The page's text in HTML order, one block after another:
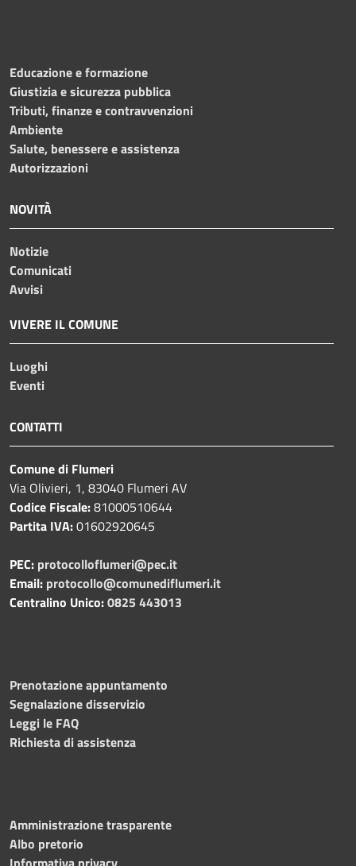
Educazione e formazione
Giustizia e sicurezza pubblica
Tributi, finanze e contravvenzioni
Ambiente
Salute, benessere e assistenza
Autorizzazioni
NOVITÀ
Notizie
Comunicati
Avvisi
VIVERE IL COMUNE
Luoghi
Eventi
CONTATTI
Comune di Flumeri
Via Olivieri, 1, 83040 Flumeri AV
Codice Fiscale:81000510644
Partita IVA:01602920645
PEC: protocolloflumeri@pec.it
Email: protocollo@comunediflumeri.it
Centralino Unico:0825 443013
Prenotazione appuntamento
Segnalazione disservizio
Leggi le FAQ
Richiesta di assistenza
Amministrazione trasparente
Albo pretorio